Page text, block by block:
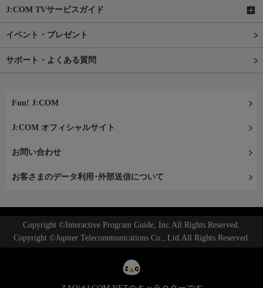
J:COM TVサービスガイド
イベント・プレゼント
サポート・よくある質問
Fun! J:COM
J:COM オフィシャルサイト
お問い合わせ
お客さまのデータ利用･外部送信について
Copyright ©Interactive Program Guide, Inc.All Rights Reserved.
Copyright ©Jupiter Telecommunications Co., Ltd.All Rights Reserved.